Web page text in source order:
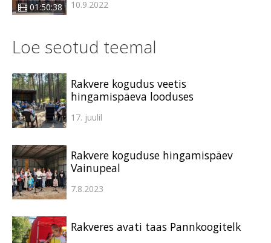
01:50:38 10.9.2022
Loe seotud teemal
Rakvere kogudus veetis
hingamispäeva looduses
17. juulil
Rakvere koguduse hingamispäev
Vainupeal
7.8.2023
Rakveres avati taas Pannkoogitelk